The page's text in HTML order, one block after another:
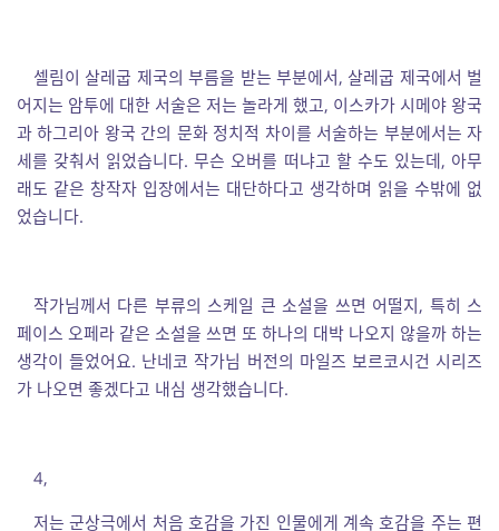
셀림이 살레굽 제국의 부름을 받는 부분에서, 살레굽 제국에서 벌
어지는 암투에 대한 서술은 저는 놀라게 했고, 이스카가 시메야 왕국
과 하그리아 왕국 간의 문화 정치적 차이를 서술하는 부분에서는 자
세를 갖춰서 읽었습니다. 무슨 오버를 떠냐고 할 수도 있는데, 아무
래도 같은 창작자 입장에서는 대단하다고 생각하며 읽을 수밖에 없
었습니다.
작가님께서 다른 부류의 스케일 큰 소설을 쓰면 어떨지, 특히 스
페이스 오페라 같은 소설을 쓰면 또 하나의 대박 나오지 않을까 하는
생각이 들었어요. 난네코 작가님 버전의 마일즈 보르코시건 시리즈
가 나오면 좋겠다고 내심 생각했습니다.
4,
저는 군상극에서 처음 호감을 가진 인물에게 계속 호감을 주는 편